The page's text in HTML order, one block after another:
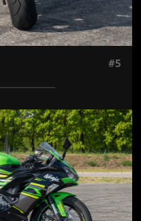
#5
kép!